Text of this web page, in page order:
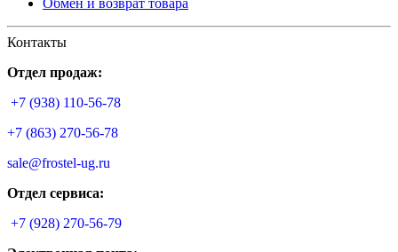
Контакты
Отдел продаж:
+7 (938) 110-56-78
+7 (863) 270-56-78
sale@frostel-ug.ru
Отдел сервиса:
+7 (928) 270-56-79